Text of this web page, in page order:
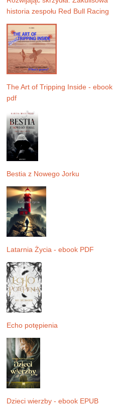
historia zespołu Red Bull Racing
The Art of Tripping Inside - ebook
pdf
Bestia z Nowego Jorku
Latarnia Życia - ebook PDF
Echo potępienia
Dzieci wierzby - ebook EPUB